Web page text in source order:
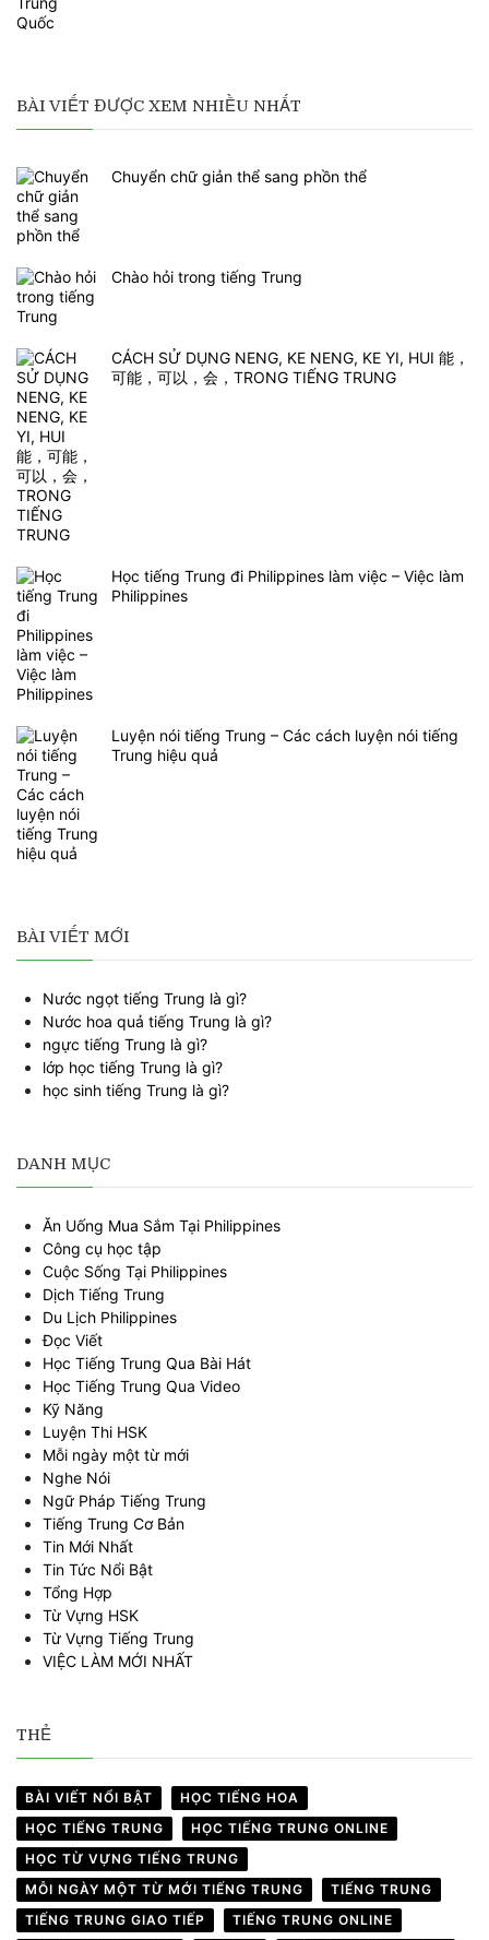
BÀI VIẾT ĐƯỢC XEM NHIỀU NHẤT
Chuyển chữ giản thể sang phồn thể
Chào hỏi trong tiếng Trung
CÁCH SỬ DỤNG NENG, KE NENG, KE YI, HUI 能，
可能，可以，会，TRONG TIẾNG TRUNG
Học tiếng Trung đi Philippines làm việc – Việc làm
Philippines
Luyện nói tiếng Trung – Các cách luyện nói tiếng
Trung hiệu quả
BÀI VIẾT MỚI
Nước ngọt tiếng Trung là gì?
Nước hoa quả tiếng Trung là gì?
ngực tiếng Trung là gì?
lớp học tiếng Trung là gì?
học sinh tiếng Trung là gì?
DANH MỤC
Ăn Uống Mua Sắm Tại Philippines
Công cụ học tập
Cuộc Sống Tại Philippines
Dịch Tiếng Trung
Du Lịch Philippines
Đọc Viết
Học Tiếng Trung Qua Bài Hát
Học Tiếng Trung Qua Video
Kỹ Năng
Luyện Thi HSK
Mỗi ngày một từ mới
Nghe Nói
Ngữ Pháp Tiếng Trung
Tiếng Trung Cơ Bản
Tin Mới Nhất
Tin Tức Nổi Bật
Tổng Hợp
Từ Vựng HSK
Từ Vựng Tiếng Trung
VIỆC LÀM MỚI NHẤT
THẺ
BÀI VIẾT NỔI BẬT
HỌC TIẾNG HOA
HỌC TIẾNG TRUNG
HỌC TIẾNG TRUNG ONLINE
HỌC TỪ VỰNG TIẾNG TRUNG
MỖI NGÀY MỘT TỪ MỚI TIẾNG TRUNG
TIẾNG TRUNG
TIẾNG TRUNG GIAO TIẾP
TIẾNG TRUNG ONLINE